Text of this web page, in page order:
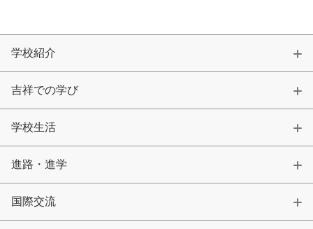
学校紹介
吉祥での学び
学校生活
進路・進学
国際交流